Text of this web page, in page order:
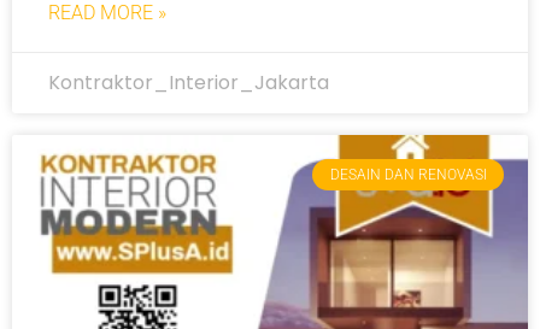
READ MORE »
Kontraktor_Interior_Jakarta
DESAIN DAN RENOVASI